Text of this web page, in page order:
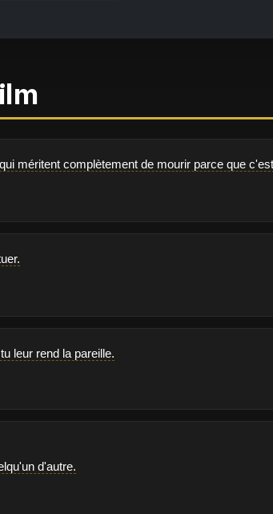
méritent complètement de mourir parce que
leur rend la pareille.
d'autre.